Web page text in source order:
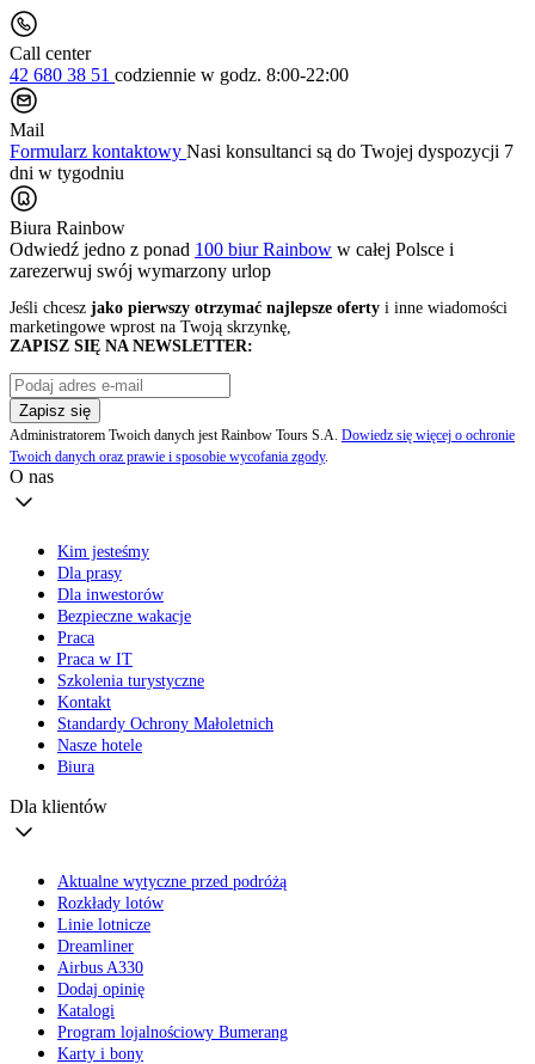
Call center
42 680 38 51 codziennie w godz. 8:00-22:00
Mail
Formularz kontaktowy Nasi konsultanci są do Twojej dyspozycji 7
dni w tygodniu
Biura Rainbow
Odwiedź jedno z ponad 100 biur Rainbow w całej Polsce i
zarezerwuj swój wymarzony urlop
Jeśli chcesz jako pierwszy otrzymać najlepsze oferty i inne wiadomości
marketingowe wprost na Twoją skrzynkę,
ZAPISZ SIĘ NA NEWSLETTER:
Zapisz się
Administratorem Twoich danych jest Rainbow Tours S.A. Dowiedz się więcej o ochronie
Twoich danych oraz prawie i sposobie wycofania zgody.
O nas
Kim jesteśmy
Dla prasy
Dla inwestorów
Bezpieczne wakacje
Praca
Praca w IT
Szkolenia turystyczne
Kontakt
Standardy Ochrony Małoletnich
Nasze hotele
Biura
Dla klientów
Aktualne wytyczne przed podróżą
Rozkłady lotów
Linie lotnicze
Dreamliner
Airbus A330
Dodaj opinię
Katalogi
Program lojalnościowy Bumerang
Karty i bony